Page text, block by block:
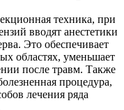
техника, при
вводят анестетики
Это обеспечивает
областях, уменьшает
после травм. Также
процедура,
лечения ряда